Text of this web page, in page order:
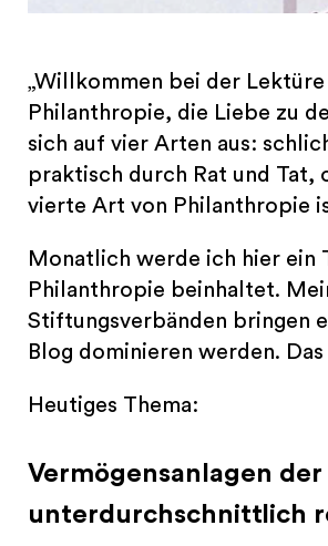
„Willkommen bei der
Philanthropie, die Liebe zu
sich auf vier Arten aus:
praktisch durch Rat und
vierte Art von Philanthropie
Monatlich werde ich hier ein
Philanthropie beinhaltet.
Stiftungsverbänden bringen
Blog dominieren werden.
Heutiges Thema:
Vermögensanlagen
unterdurchschnittlich